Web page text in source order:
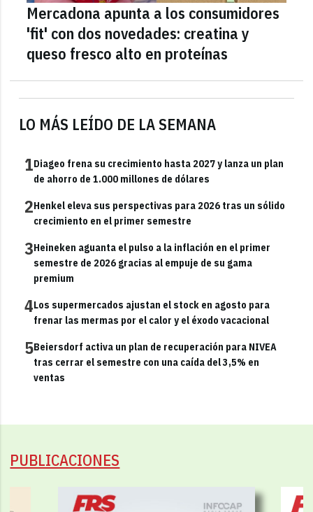
LO MÁS LEÍDO DE LA SEMANA
1Diageo frena su crecimiento hasta 2027 y lanza un plan
de ahorro de 1.000 millones de dólares
2Henkel eleva sus perspectivas para 2026 tras un sólido
crecimiento en el primer semestre
3Heineken aguanta el pulso a la inflación en el primer
semestre de 2026 gracias al empuje de su gama
premium
4Los supermercados ajustan el stock en agosto para
frenar las mermas por el calor y el éxodo vacacional
5Beiersdorf activa un plan de recuperación para NIVEA
tras cerrar el semestre con una caída del 3,5% en
ventas
Mercadona apunta a los consumidores
'fit' con dos novedades: creatina y
queso fresco alto en proteínas
PUBLICACIONES